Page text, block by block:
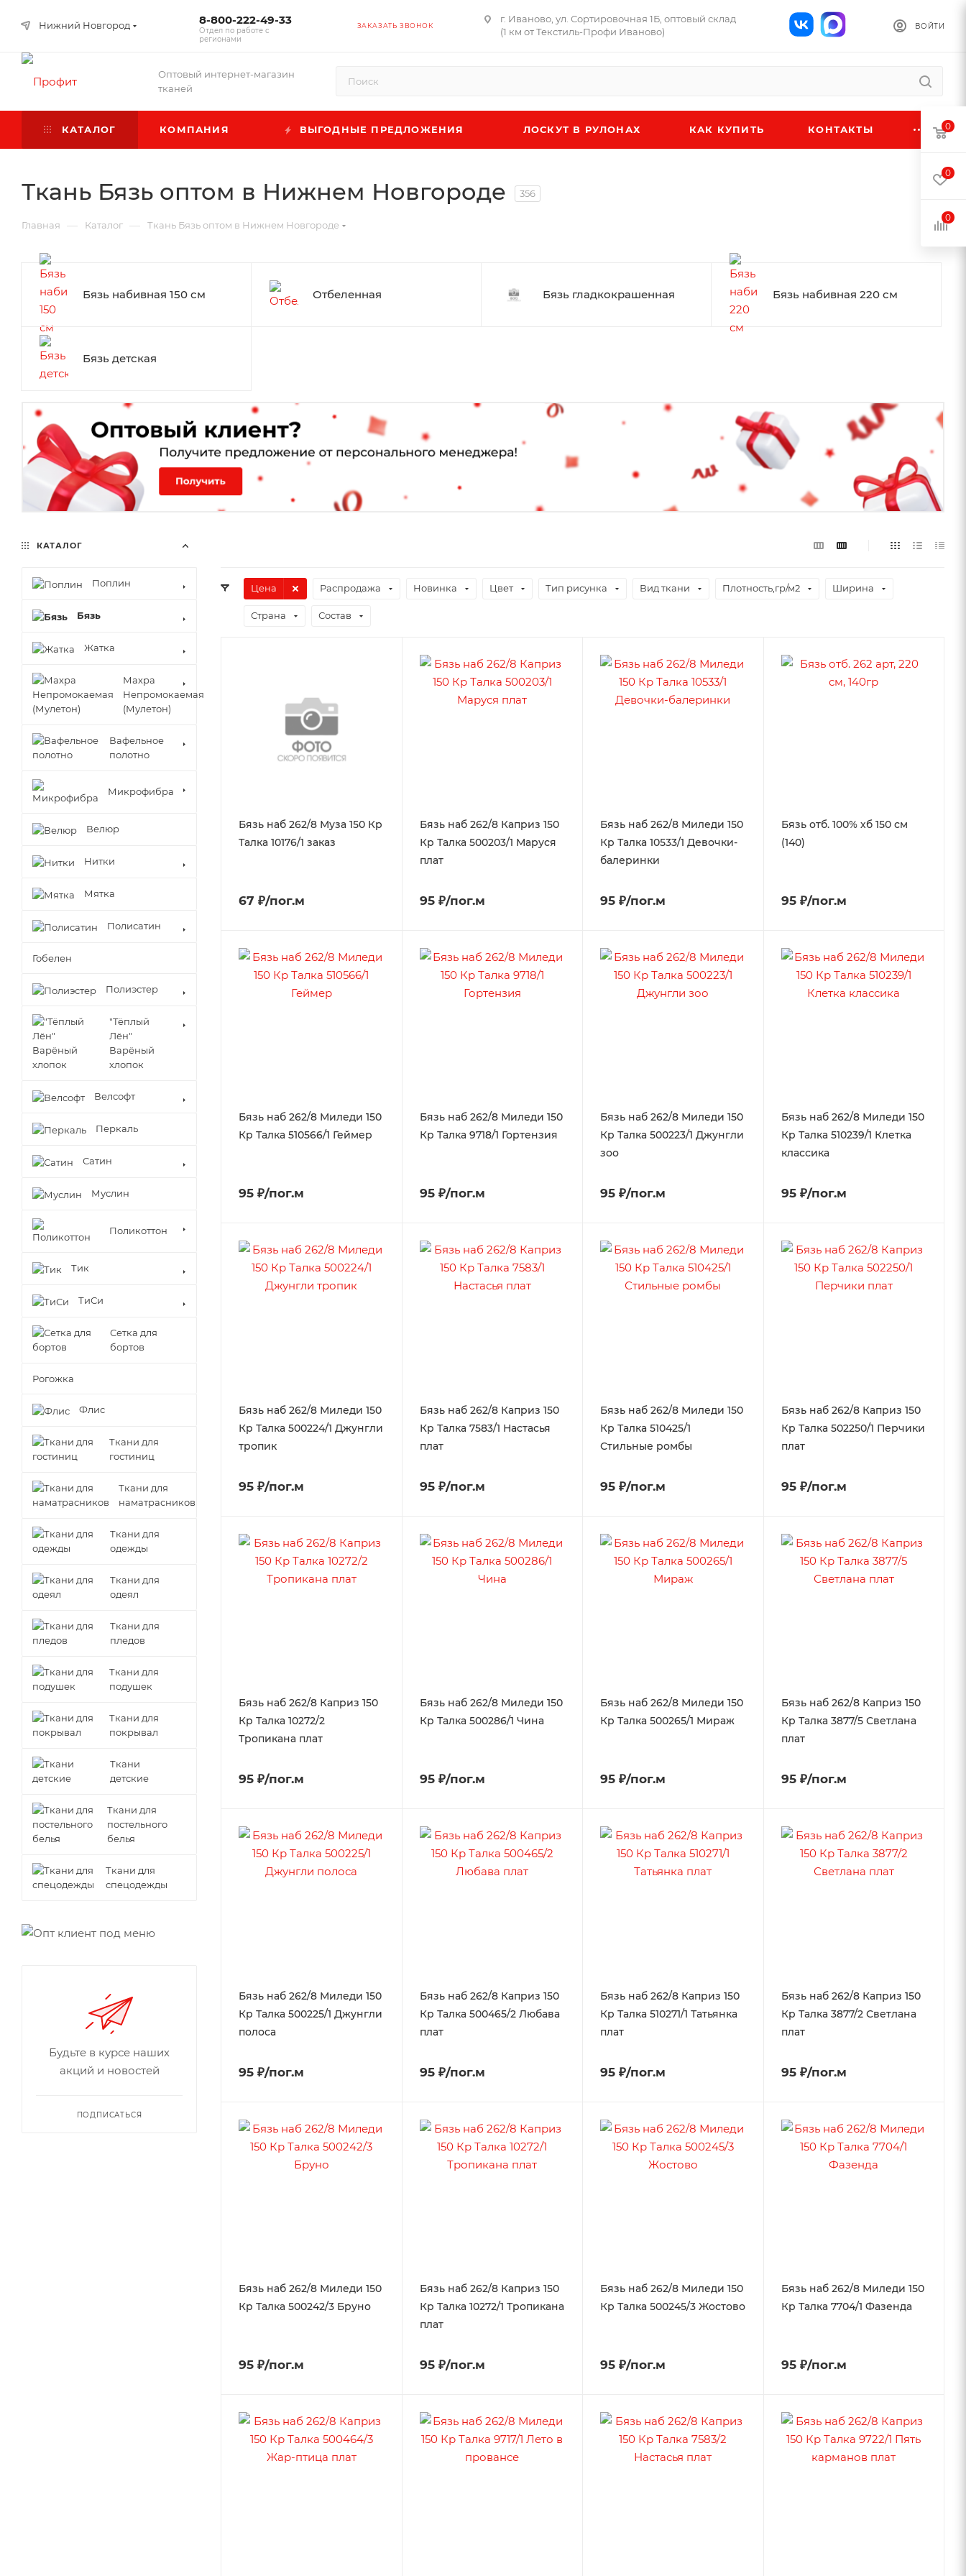
Нижний Новгород 8-800-222-49-33
Отдел по работе с
регионами
ЗАКАЗАТЬ ЗВОНОК
г. Иваново, ул. Сортировочная 1Б, оптовый склад
(1 км от Текстиль-Профи Иваново)
ВОЙТИ
Оптовый интернет-магазин
тканей
КАТАЛОГ КОМПАНИЯ ВЫГОДНЫЕ ПРЕДЛОЖЕНИЯ ЛОСКУТ В РУЛОНАХ КАК КУПИТЬ КОНТАКТЫ
Ткань Бязь оптом в Нижнем Новгороде 356
Главная — Каталог — Ткань Бязь оптом в Нижнем Новгороде
Бязь набивная 150 см Отбеленная Бязь гладкокрашенная Бязь набивная 220 см
Бязь детская
Цена Распродажа Новинка Цвет Тип рисунка Вид ткани Плотность,гр/м2 Ширина
Страна Состав
Бязь наб 262/8 Муза 150 Кр
Талка 10176/1 заказ
67 ₽/пог.м
Бязь наб 262/8 Каприз 150
Кр Талка 500203/1 Маруся
плат
95 ₽/пог.м
Бязь наб 262/8 Миледи 150
Кр Талка 10533/1 Девочки-
балеринки
95 ₽/пог.м
Бязь отб. 100% хб 150 см
(140)
95 ₽/пог.м
Бязь наб 262/8 Миледи 150
Кр Талка 510566/1 Геймер
95 ₽/пог.м
Бязь наб 262/8 Миледи 150
Кр Талка 9718/1 Гортензия
95 ₽/пог.м
Бязь наб 262/8 Миледи 150
Кр Талка 500223/1 Джунгли
зоо
95 ₽/пог.м
Бязь наб 262/8 Миледи 150
Кр Талка 510239/1 Клетка
классика
95 ₽/пог.м
Бязь наб 262/8 Миледи 150
Кр Талка 500224/1 Джунгли
тропик
95 ₽/пог.м
Бязь наб 262/8 Каприз 150
Кр Талка 7583/1 Настасья
плат
95 ₽/пог.м
Бязь наб 262/8 Миледи 150
Кр Талка 510425/1
Стильные ромбы
95 ₽/пог.м
Бязь наб 262/8 Каприз 150
Кр Талка 502250/1 Перчики
плат
95 ₽/пог.м
Бязь наб 262/8 Каприз 150
Кр Талка 10272/2
Тропикана плат
95 ₽/пог.м
Бязь наб 262/8 Миледи 150
Кр Талка 500286/1 Чина
95 ₽/пог.м
Бязь наб 262/8 Миледи 150
Кр Талка 500265/1 Мираж
95 ₽/пог.м
Бязь наб 262/8 Каприз 150
Кр Талка 3877/5 Светлана
плат
95 ₽/пог.м
Бязь наб 262/8 Миледи 150
Кр Талка 500225/1 Джунгли
полоса
95 ₽/пог.м
Бязь наб 262/8 Каприз 150
Кр Талка 500465/2 Любава
плат
95 ₽/пог.м
Бязь наб 262/8 Каприз 150
Кр Талка 510271/1 Татьянка
плат
95 ₽/пог.м
Бязь наб 262/8 Каприз 150
Кр Талка 3877/2 Светлана
плат
95 ₽/пог.м
Бязь наб 262/8 Миледи 150
Кр Талка 500242/3 Бруно
95 ₽/пог.м
Бязь наб 262/8 Каприз 150
Кр Талка 10272/1 Тропикана
плат
95 ₽/пог.м
Бязь наб 262/8 Миледи 150
Кр Талка 500245/3 Жостово
95 ₽/пог.м
Бязь наб 262/8 Миледи 150
Кр Талка 7704/1 Фазенда
95 ₽/пог.м
КАТАЛОГ
Поплин
Бязь
Жатка
Махра
Непромокаемая
(Мулетон)
Вафельное
полотно
Микрофибра
Велюр
Нитки
Мятка
Полисатин
Гобелен
Полиэстер
"Тёплый
Лён"
Варёный
хлопок
Велсофт
Перкаль
Сатин
Муслин
Поликоттон
Тик
ТиСи
Сетка для
бортов
Рогожка
Флис
Ткани для
гостиниц
Ткани для
наматрасников
Ткани для
одежды
Ткани для
одеял
Ткани для
пледов
Ткани для
подушек
Ткани для
покрывал
Ткани
детские
Ткани для
постельного
белья
Ткани для
спецодежды
Будьте в курсе наших
акций и новостей
ПОДПИСАТЬСЯ
0
0
0